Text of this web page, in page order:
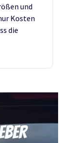
und
Kosten
die